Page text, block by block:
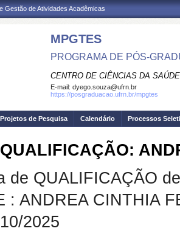
Gestão de Atividades Acadêmicas
MPGTES
PROGRAMA DE PÓS-
CENTRO DE CIÊNCIAS DA SAÚDE
E-mail: dyego.souza@ufrn.br
https://posgraduacao.ufrn.br/mpgtes
Projetos de Pesquisa Calendário Processos
de QUALIFICAÇÃO
: ANDREA CINTHIA
2025